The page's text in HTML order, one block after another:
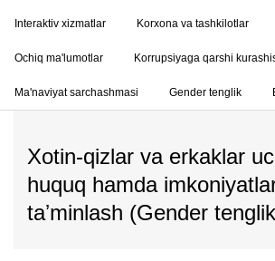
Interaktiv xizmatlar Korxona va tashkilotlar
Ochiq ma'lumotlar Korrupsiyaga qarshi
Ma'naviyat sarchashmasi Gender tenglik
Xotin-qizlar va erkaklar
huquq hamda
taʼminlash (Gender